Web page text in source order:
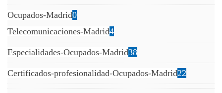
Ocupados-Madrid0
Telecomunicaciones-Madrid4
Especialidades-Ocupados-Madrid38
Certificados-profesionalidad-Ocupados-Madrid22